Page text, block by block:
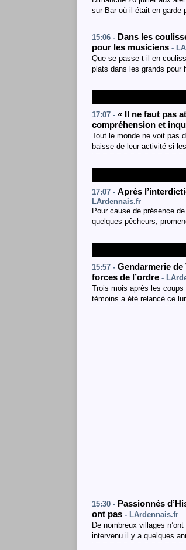
sur-Bar où il était en garde
15:06 - Dans les
pour les musiciens -
Que se passe-t-il en
plats dans les grands pour
17:07 - « Il ne faut pas
compréhension et
Tout le monde ne voit pas
baisse de leur activité si
17:07 - Après
LArdennais.fr
Pour cause de présence
quelques pêcheurs,
15:57 - Gendarmerie
forces de l’ordre -
Trois mois après les coups
témoins a été relancé ce
15:30 - Passionnés
ont pas - LArdennais.fr
De nombreux villages
intervenu il y a quelques